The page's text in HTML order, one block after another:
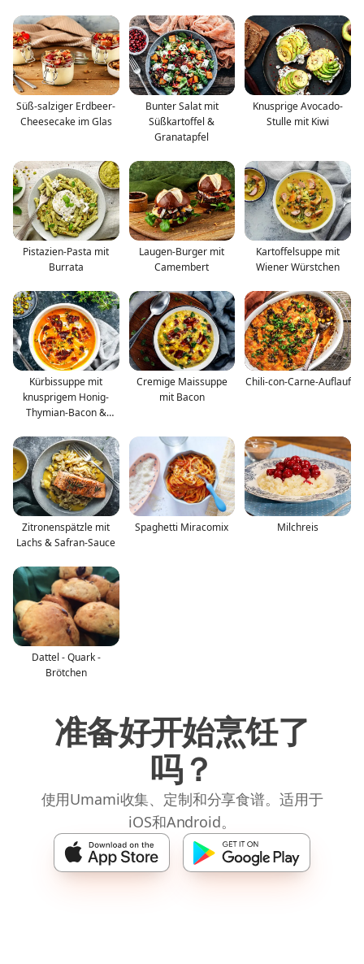
Süß-salziger Erdbeer-
Cheesecake im Glas
Bunter Salat mit
Süßkartoffel &
Granatapfel
Knusprige Avocado-
Stulle mit Kiwi
Pistazien-Pasta mit
Burrata
Laugen-Burger mit
Camembert
Kartoffelsuppe mit
Wiener Würstchen
Kürbissuppe mit
knusprigem Honig-
Thymian-Bacon &
Cremige Maissuppe
mit Bacon
Chili-con-Carne-Auflauf
Zitronenspätzle mit
Lachs & Safran-Sauce
Spaghetti Miracomix Milchreis
Dattel - Quark -
Brötchen
准备好开始烹饪了
吗？
使用Umami收集、定制和分享食谱。适用于
iOS和Android。